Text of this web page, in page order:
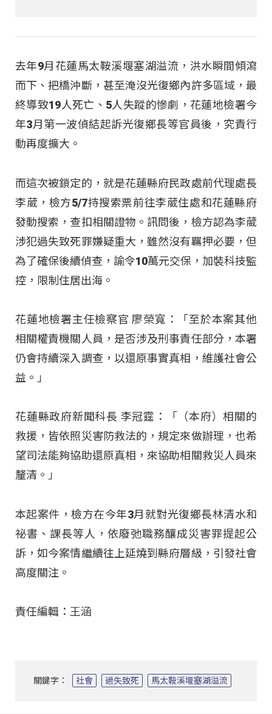
去年9月花蓮馬太鞍溪堰塞湖溢流，洪水瞬間傾瀉
而下、把橋沖斷，甚至淹沒光復鄉內許多區域，最
終導致19人死亡、5人失蹤的慘劇，花蓮地檢署今
年3月第一波偵結起訴光復鄉長等官員後，究責行
動再度擴大。
而這次被鎖定的，就是花蓮縣府民政處前代理處長
李葳，檢方5/7持搜索票前往李葳住處和花蓮縣府
發動搜索，查扣相關證物。訊問後，檢方認為李葳
涉犯過失致死罪嫌疑重大，雖然沒有羈押必要，但
為了確保後續偵查，諭令10萬元交保，加裝科技監
控，限制住居出海。
花蓮地檢署主任檢察官 廖榮寬：「至於本案其他
相關權責機關人員，是否涉及刑事責任部分，本署
仍會持續深入調查，以還原事實真相，維護社會公
益。」
花蓮縣政府新聞科長 李冠霆：「（本府）相關的
救援，皆依照災害防救法的，規定來做辦理，也希
望司法能夠協助還原真相，來協助相關救災人員來
釐清。」
本起案件，檢方在今年3月就對光復鄉長林清水和
祕書、課長等人，依廢弛職務釀成災害罪提起公
訴，如今案情繼續往上延燒到縣府層級，引發社會
高度關注。
責任編輯：王涵
關鍵字： 社會 過失致死 馬太鞍溪堰塞湖溢流